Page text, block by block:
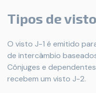
Tipos de
O visto J-1 é emitido
de intercâmbio
Cônjuges e
recebem um visto J-2.